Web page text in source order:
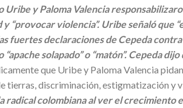
Uribe y Paloma Valencia
“provocar violencia”. Uribe señaló que
fuertes declaraciones de Cepeda
solapado” o “matón”. Cepeda
que Uribe y Paloma Valencia
tierras, discriminación, estigmatización y
radical colombiana al ver el crecimiento